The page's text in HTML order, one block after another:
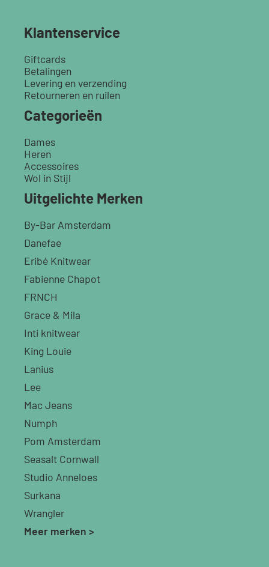
Klantenservice
Giftcards
Betalingen
Levering en verzending
Retourneren en ruilen
Categorieën
Dames
Heren
Accessoires
Wol in Stijl
Uitgelichte Merken
By-Bar Amsterdam
Danefae
Eribé Knitwear
Fabienne Chapot
FRNCH
Grace & Mila
Inti knitwear
King Louie
Lanius
Lee
Mac Jeans
Numph
Pom Amsterdam
Seasalt Cornwall
Studio Anneloes
Surkana
Wrangler
Meer merken >